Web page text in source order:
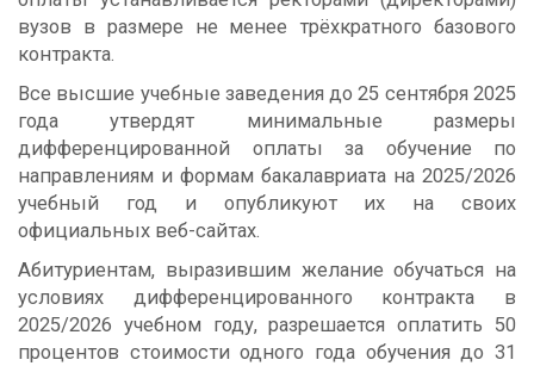
вузов в размере не менее трёхкратного базового
контракта.
Все высшие учебные заведения до 25 сентября 2025
года утвердят минимальные размеры
дифференцированной оплаты за обучение по
направлениям и формам бакалавриата на 2025/2026
учебный год и опубликуют их на своих
официальных веб-сайтах.
Абитуриентам, выразившим желание обучаться на
условиях дифференцированного контракта в
2025/2026 учебном году, разрешается оплатить 50
процентов стоимости одного года обучения до 31